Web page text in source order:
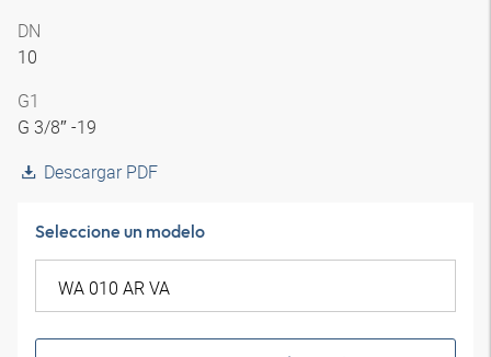
DN
10
G1
G 3/8″ -19
Descargar PDF
Seleccione un modelo